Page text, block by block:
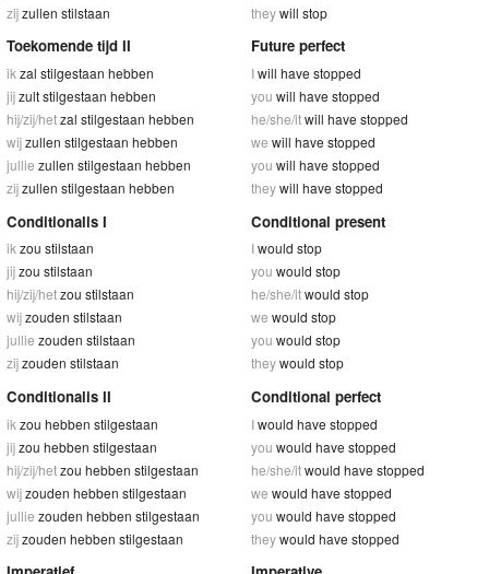
zijzullen stilstaan
theywill stop
Toekomende tijd II
ik zal stilgestaan hebben
jijzult stilgestaan hebben
hij/zij/hetzal stilgestaan hebben
wijzullen stilgestaan hebben
jullie zullen stilgestaan hebben
zijzullen stilgestaan hebben
Future perfect
Iwill have stopped
you will have stopped
he/she/itwill have stopped
we will have stopped
you will have stopped
theywill have stopped
Conditionalis I
ik zou stilstaan
jijzou stilstaan
hij/zij/hetzou stilstaan
wijzouden stilstaan
jullie zouden stilstaan
zijzouden stilstaan
Conditional present
Iwould stop
you would stop
he/she/itwould stop
we would stop
you would stop
theywould stop
Conditionalis II
ik zou hebben stilgestaan
jijzou hebben stilgestaan
hij/zij/hetzou hebben stilgestaan
wijzouden hebben stilgestaan
jullie zouden hebben stilgestaan
zijzouden hebben stilgestaan
Conditional perfect
Iwould have stopped
you would have stopped
he/she/itwould have stopped
we would have stopped
you would have stopped
theywould have stopped